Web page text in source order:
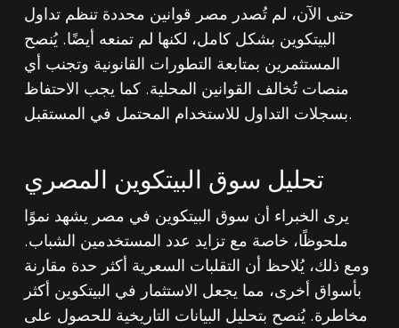
حتى الآن، لم تُصدر مصر قوانين محددة تنظم تداول
البيتكوين بشكل كامل، لكنها لم تمنعه أيضًا. يُنصح
المستثمرين بمتابعة التطورات القانونية وتجنب أي
منصات تُخالف القوانين المحلية. كما يجب الاحتفاظ
بسجلات التداول للاستخدام المحتمل في المستقبل.
تحليل سوق البيتكوين المصري
يرى الخبراء أن سوق البيتكوين في مصر يشهد نموًا
ملحوظًا، خاصة مع تزايد عدد المستخدمين الشباب.
ومع ذلك، يُلاحظ أن التقلبات السعرية أكثر حدة مقارنة
بأسواق أخرى، مما يجعل الاستثمار في البيتكوين أكثر
مخاطرة. يُنصح بتحليل البيانات التاريخية للحصول على